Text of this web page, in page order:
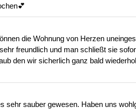
die Wohnung von Herzen
freundlich und man schließt sie
den wir sicherlich ganz bald
sehr sauber gewesen. Haben uns